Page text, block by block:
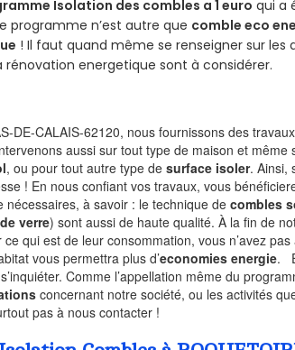
Isolation des combles a 1 euro qui a
programme n’est autre que comble eco
! Il faut quand même se renseigner sur les
rénovation energetique sont à considérer.
DE-CALAIS-62120, nous fournissons des
aussi sur tout type de maison et même
, ou pour tout autre type desurface isoler. Ainsi,
! En nous confiant vos travaux, vous
nécessaires, à savoir : le technique decombles
verre) sont aussi de haute qualité. À la fin de
qui est de leur consommation, vous n’avez
vous permettra plus d’economies energie.
Comme l’appellation même du
concernant notre société, ou les activités
pas à nous contacter !